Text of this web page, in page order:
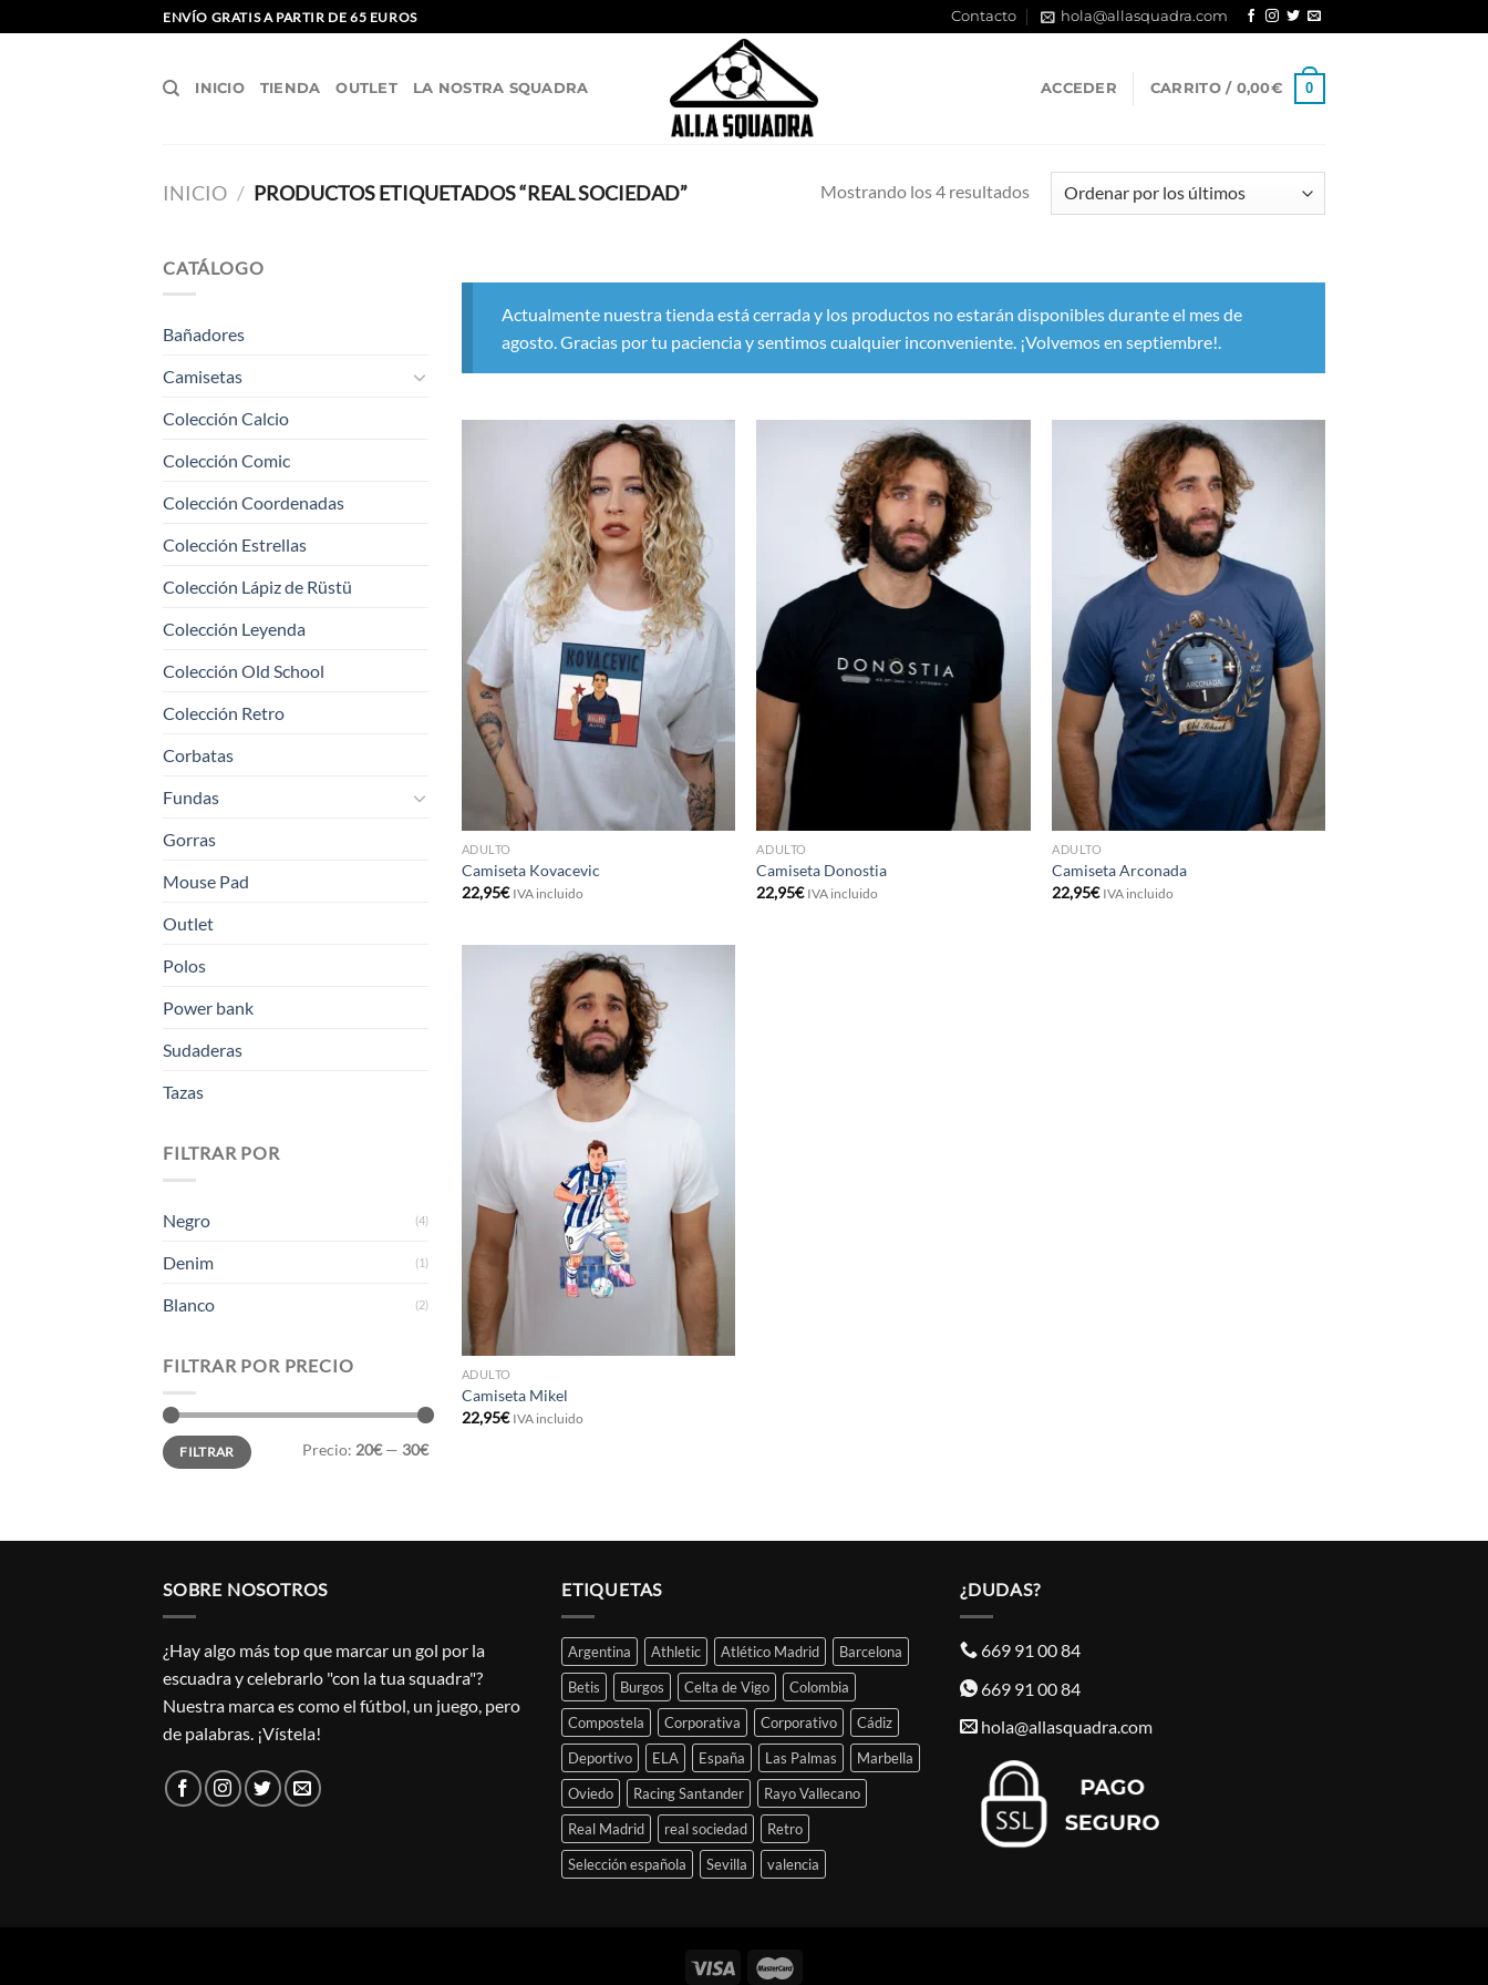
al
ENVÍO GRATIS A PARTIR DE 65 EUROS Contacto hola@allasquadra.com
INICIO TIENDA OUTLET LA NOSTRA SQUADRA ACCEDER CARRITO / 0,00€ 0
INICIO / PRODUCTOS ETIQUETADOS “REAL SOCIEDAD” Mostrando los 4 resultadosOrdenado
por
CATÁLOGO
Bañadores
Camisetas
Colección Calcio
Colección Comic
Colección Coordenadas
Colección Estrellas
Colección Lápiz de Rüstü
Colección Leyenda
Colección Old School
Colección Retro
Corbatas
Fundas
Gorras
Mouse Pad
Outlet
Polos
Power bank
Sudaderas
Tazas
FILTRAR POR
Negro (4)
Denim (1)
Blanco (2)
FILTRAR POR PRECIO
Precio
mínimo
Precio
máximo
FILTRAR Precio: 20€— 30€
Actualmente nuestra tienda está cerrada y los productos no estarán disponibles durante el mes de
agosto. Gracias por tu paciencia y sentimos cualquier inconveniente. ¡Volvemos en septiembre!.
ADULTO
Camiseta Kovacevic
22,95€ IVA incluido
ADULTO
Camiseta Donostia
22,95€ IVA incluido
ADULTO
Camiseta Arconada
22,95€ IVA incluido
ADULTO
Camiseta Mikel
22,95€ IVA incluido
SOBRE NOSOTROS
¿Hay algo más top que marcar un gol por la
escuadra y celebrarlo "con la tua squadra"?
Nuestra marca es como el fútbol, un juego, pero
de palabras. ¡Vístela!
ETIQUETAS
Argentina Athletic Atlético Madrid
Barcelona
Betis
Burgos Celta de Vigo
Colombia
Compostela
Corporativa Corporativo
Cádiz
Deportivo
ELA España Las Palmas
Marbella
Oviedo
Racing Santander
Rayo Vallecano
Real Madrid
real sociedad
Retro
Selección española
Sevilla valencia
¿DUDAS?
669 91 00 84
669 91 00 84
hola@allasquadra.com